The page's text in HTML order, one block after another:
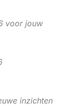
voor jouw
inzichten